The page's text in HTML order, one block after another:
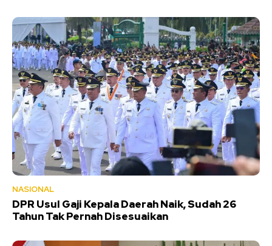
NASIONAL
DPR Usul Gaji Kepala Daerah Naik, Sudah 26
Tahun Tak Pernah Disesuaikan